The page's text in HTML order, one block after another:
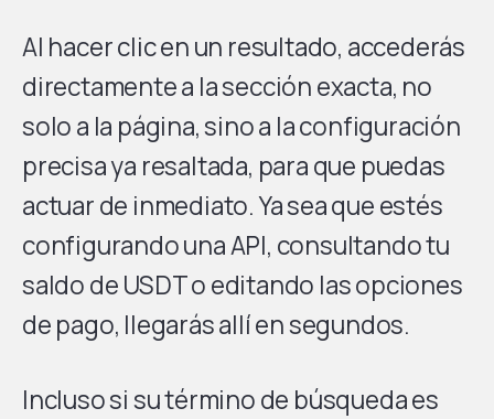
Al hacer clic en un resultado, accederás
directamente a la sección exacta, no
solo a la página, sino a la configuración
precisa ya resaltada, para que puedas
actuar de inmediato. Ya sea que estés
configurando una API, consultando tu
saldo de USDT o editando las opciones
de pago, llegarás allí en segundos.
Incluso si su término de búsqueda es